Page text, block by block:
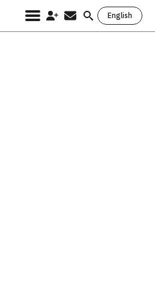
English
Search